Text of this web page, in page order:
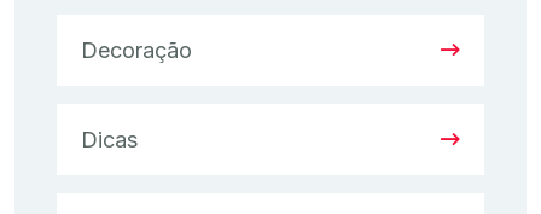
Decoração
Dicas